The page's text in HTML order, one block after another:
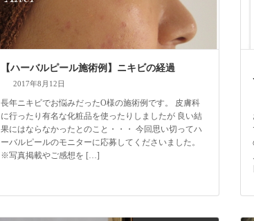
【ハーバルピール施術例】ニキビの経過
2017年8月12日
長年ニキビでお悩みだったO様の施術例です。 皮膚科
に行ったり有名な化粧品を使ったりしましたが 良い結
果にはならなかったとのこと・・・ 今回思い切ってハ
ーバルピールのモニターに応募してくださいました。
※写真掲載やご感想を […]